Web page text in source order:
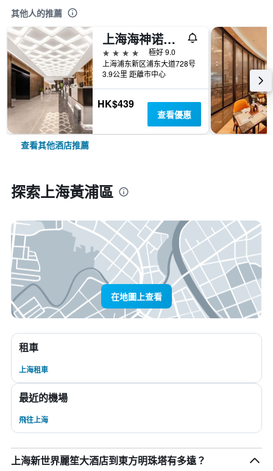
其他人的推薦
上海海神诺富特大酒店
4星級
極好 9.0
上海浦东新区浦东大道728号
3.9公里 距離市中心
HK$439
查看優惠
查看其他酒店推薦
探索上海黃浦區
在地圖上查看
租車
上海租車
最近的機場
飛往上海
上海新世界麗笙大酒店到東方明珠塔有多遠？